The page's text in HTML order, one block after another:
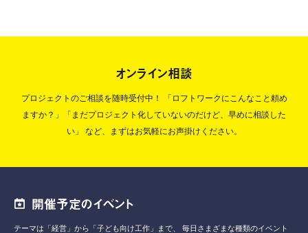
オンライン相談
プロジェクトのご相談を随時受付中！
「ロフトワークにこんなこと頼め
ますか？」「まだプロジェクト化していないのだけど、早めに相談した
い」
など、まずはお気軽にお声掛けください。
開催予定のイベント
テーマは「経営」から「子ども向け工作」まで、
毎日さまざまな種類のイベント